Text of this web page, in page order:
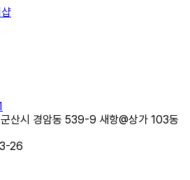
산시 경암동 539-9 새항@상가 103동
26